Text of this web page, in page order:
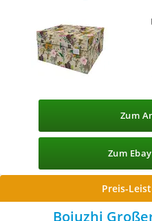
Zum
Zum
Preis-
Bojuzhi